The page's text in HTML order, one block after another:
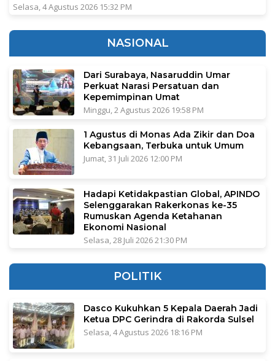
Selasa, 4 Agustus 2026 15:32 PM
NASIONAL
Dari Surabaya, Nasaruddin Umar
Perkuat Narasi Persatuan dan
Kepemimpinan Umat
Minggu, 2 Agustus 2026 19:58 PM
1 Agustus di Monas Ada Zikir dan Doa
Kebangsaan, Terbuka untuk Umum
Jumat, 31 Juli 2026 12:00 PM
Hadapi Ketidakpastian Global, APINDO
Selenggarakan Rakerkonas ke-35
Rumuskan Agenda Ketahanan
Ekonomi Nasional
Selasa, 28 Juli 2026 21:30 PM
POLITIK
Dasco Kukuhkan 5 Kepala Daerah Jadi
Ketua DPC Gerindra di Rakorda Sulsel
Selasa, 4 Agustus 2026 18:16 PM